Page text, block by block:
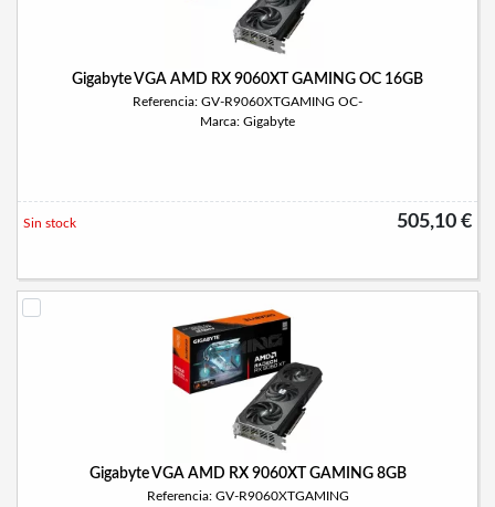
Gigabyte VGA AMD RX 9060XT GAMING OC 16GB
Referencia: GV-R9060XTGAMING OC-
Marca: Gigabyte
505,10 €
Sin stock
Gigabyte VGA AMD RX 9060XT GAMING 8GB
Referencia: GV-R9060XTGAMING